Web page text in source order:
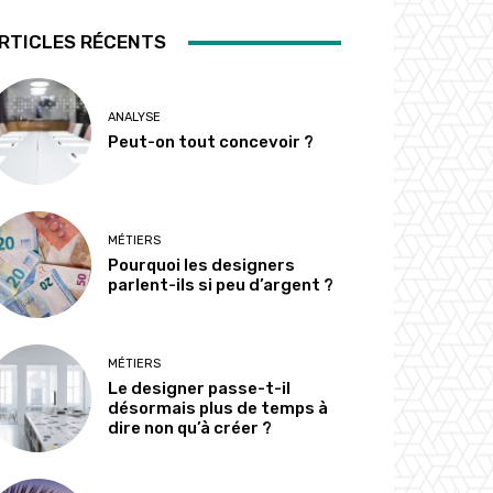
RÉCENTS
ANALYSE
Peut-on tout concevoir ?
MÉTIERS
Pourquoi les designers
parlent-ils si peu d’argent ?
MÉTIERS
Le designer passe-t-il
désormais plus de temps à
dire non qu’à créer ?